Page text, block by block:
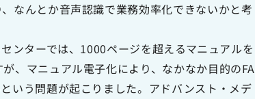
なんとか音声認識で業務効率化できないかと考
ンターでは、1000ページを超えるマニュアルを
、マニュアル電子化により、なかなか目的のFA
いう問題が起こりました。アドバンスト・メデ